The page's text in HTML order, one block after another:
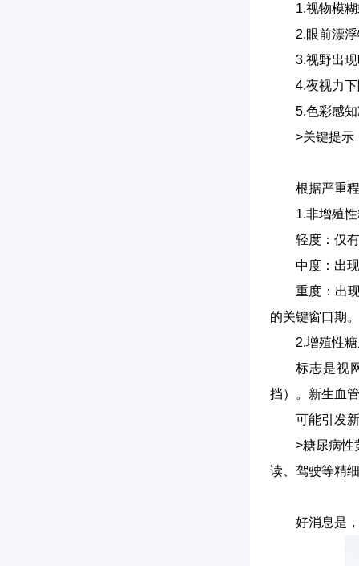
1.视物模
2.眼前漂
3.视野出
4.夜视力
5.色彩感
>关键提示
根据严重
1.非增殖
轻度：仅
中度：出
重度：出
的关键窗口期。
2.增殖性
标志是视
挡）。新生血
可能引发
>糖尿病性
读、驾驶等精
好消息是